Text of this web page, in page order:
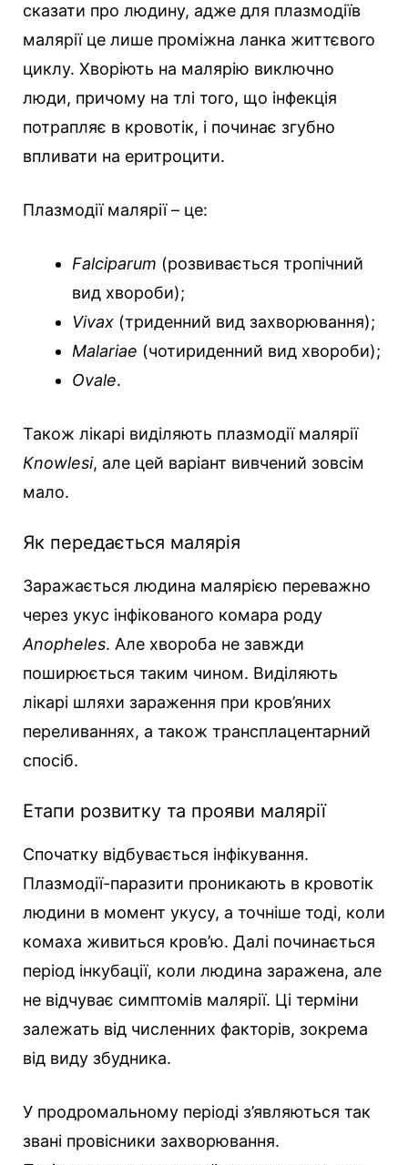
сказати про людину, адже для плазмодіїв
малярії це лише проміжна ланка життєвого
циклу. Хворіють на малярію виключно
люди, причому на тлі того, що інфекція
потрапляє в кровотік, і починає згубно
впливати на еритроцити.
Плазмодії малярії – це:
Falciparum (розвивається тропічний
вид хвороби);
Vivax (триденний вид захворювання);
Malariae (чотириденний вид хвороби);
Ovale.
Також лікарі виділяють плазмодії малярії
Кnowlesi, але цей варіант вивчений зовсім
мало.
Як передається малярія
Заражається людина малярією переважно
через укус інфікованого комара роду
Anopheles. Але хвороба не завжди
поширюється таким чином. Виділяють
лікарі шляхи зараження при кров’яних
переливаннях, а також трансплацентарний
спосіб.
Етапи розвитку та прояви малярії
Спочатку відбувається інфікування.
Плазмодії-паразити проникають в кровотік
людини в момент укусу, а точніше тоді, коли
комаха живиться кров’ю. Далі починається
період інкубації, коли людина заражена, але
не відчуває симптомів малярії. Ці терміни
залежать від численних факторів, зокрема
від виду збудника.
У продромальному періоді з’являються так
звані провісники захворювання.